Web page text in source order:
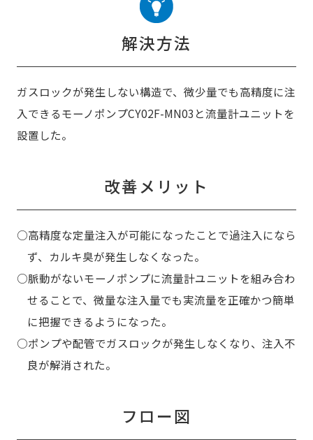
解決方法
ガスロックが発生しない構造で、微少量でも高精度に注
入できるモーノポンプCY02F-MN03と流量計ユニットを
設置した。
改善メリット
○高精度な定量注入が可能になったことで過注入になら
ず、カルキ臭が発生しなくなった。
○脈動がないモーノポンプに流量計ユニットを組み合わ
せることで、微量な注入量でも実流量を正確かつ簡単
に把握できるようになった。
○ポンプや配管でガスロックが発生しなくなり、注入不
良が解消された。
フロー図